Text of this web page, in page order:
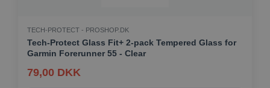
TECH-PROTECT - PROSHOP.DK
Tech-Protect Glass Fit+ 2-pack Tempered Glass for
Garmin Forerunner 55 - Clear
79,00 DKK